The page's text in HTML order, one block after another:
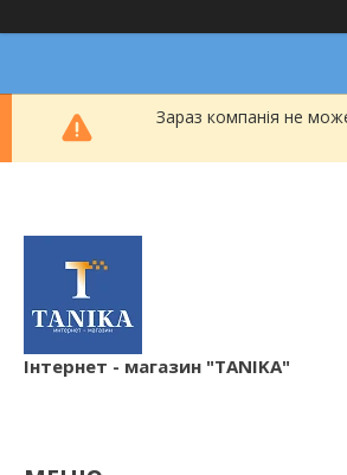
Зараз компанія не
Інтернет - магазин "TANIKA"